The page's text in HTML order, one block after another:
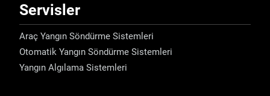
Servisler
Araç Yangın Söndürme Sistemleri
Otomatik Yangın Söndürme Sistemleri
Yangın Algılama Sistemleri